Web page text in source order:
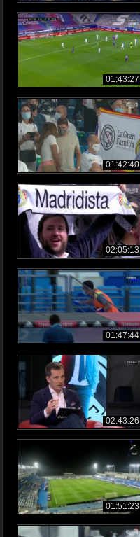
01:43:27
01:42:40
02:05:13
01:47:44
02:43:26
01:51:23